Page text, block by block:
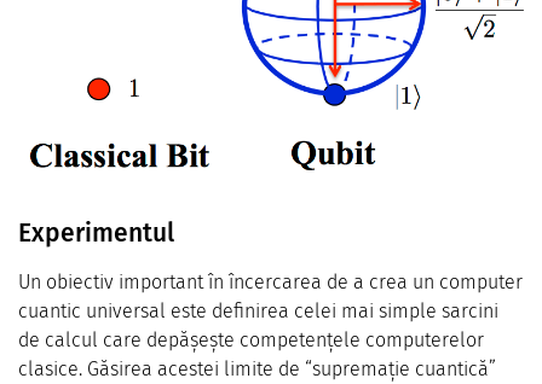
Experimentul
Un obiectiv important în încercarea de a crea un computer
cuantic universal este definirea celei mai simple sarcini
de calcul care depășește competențele computerelor
clasice. Găsirea acestei limite de “supremație cuantică”